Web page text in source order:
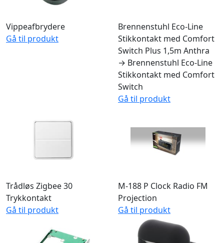
Brennenstuhl Eco-Line
Stikkontakt med Comfort
Switch Plus 1,5m Anthra
Stikkontakt med Comfort
Switch
Gå til produkt
Trådløs Zigbee 30
M-188 P Clock Radio FM